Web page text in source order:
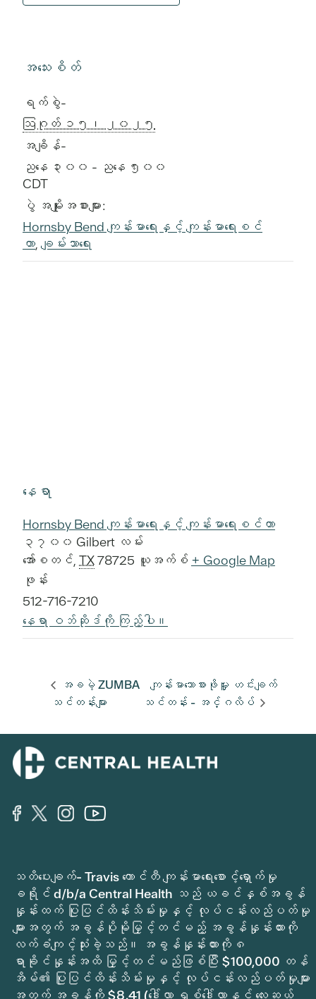
အသေးစိတ်
ရက်စွဲ-
ဩဂုတ် ၁၅၊ ၂၀၂၅
အချိန်-
ညနေ ၃း၀၀ - ညနေ ၅း၀၀
CDT
ပွဲ အမျိုးအစားများ:
Hornsby Bend ကျန်းမာရေးနှင့် ကျန်းမာရေးစင်
တာ, ချမ်းသာရေး
နေရာ
Hornsby Bend ကျန်းမာရေးနှင့် ကျန်းမာရေးစင်တာ
၃၇၀၀ Gilbert လမ်း
အော်စတင်, TX78725 ယူအက်စ် + Google Map
ဖုန်း
512-716-7210
နေရာ ဝဘ်ဆိုဒ်ကို ကြည့်ပါ။
အခမဲ့ ZUMBA
သင်တန်းများ
ကျန်းမာသောစားဖိုမှူး ဟင်းချက်
သင်တန်း - အင်္ဂလိပ်
သတိပေးချက်- Travis ကောင်တီ ကျန်းမာရေးစောင့်ရှောက်မှု
ခရိုင် d/b/a Central Health သည် ယခင်နှစ်အခွန်
နှုန်းထက် ပြုပြင်ထိန်းသိမ်းမှုနှင့် လုပ်ငန်းလည်ပတ်မှု
များအတွက် အခွန်ပိုမိုမြှင့်တင်မည့် အခွန်နှုန်းထားကို
လက်ခံကျင့်သုံးခဲ့သည်။ အခွန်နှုန်းထားကို ၈
ရာခိုင်နှုန်းအထိ မြှင့်တင်မည်ဖြစ်ပြီး $100,000 တန်
အိမ်၏ ပြုပြင်ထိန်းသိမ်းမှုနှင့် လုပ်ငန်းလည်ပတ်မှုများ
အတွက် အခွန်ကို $8.41 (ဒေါ်လာ ရှစ်ဒေါ်လာနှင့် လေးဆယ့်